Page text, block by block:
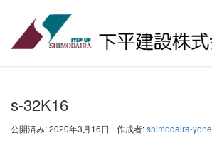
s-32K16
公開済み: 2020年3月16日 作成者:shimodaira-yone